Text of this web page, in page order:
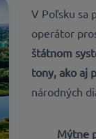
V Poľsku sa
operátor
štátnom
tony, ako aj
národných
Mýtne